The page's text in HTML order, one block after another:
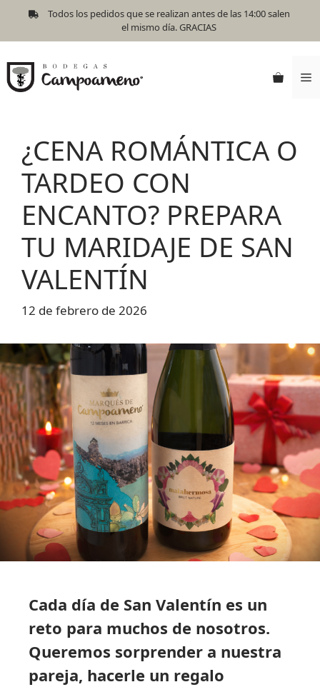
Todos los pedidos que se realizan antes de las 14:00 salen
el mismo día. GRACIAS
¿CENA ROMÁNTICA O
TARDEO CON
ENCANTO? PREPARA
TU MARIDAJE DE SAN
VALENTÍN
12 de febrero de 2026
Cada día de San Valentín es un
reto para muchos de nosotros.
Queremos sorprender a nuestra
pareja, hacerle un regalo